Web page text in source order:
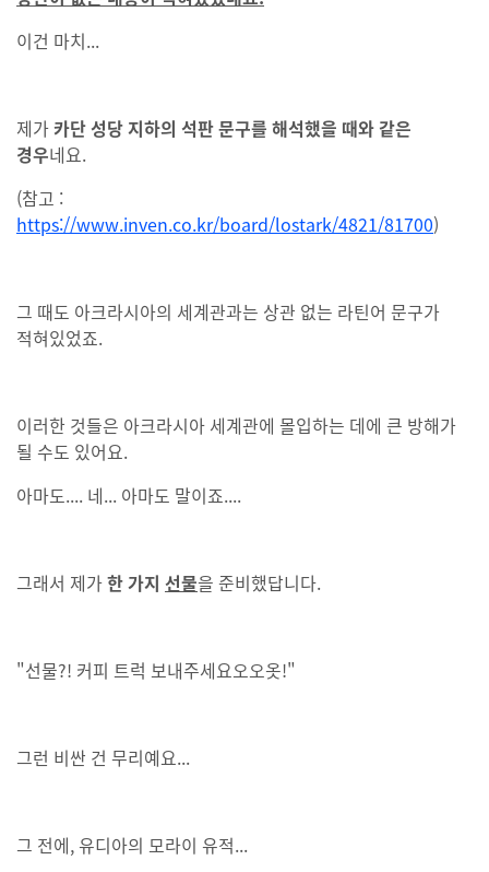
이건 마치...
제가카단 성당 지하의 석판 문구를 해석했을 때와 같은
경우네요.
(참고 :
https://www.inven.co.kr/board/lostark/4821/81700)
그 때도 아크라시아의 세계관과는 상관 없는 라틴어 문구가
적혀있었죠.
이러한 것들은 아크라시아 세계관에 몰입하는 데에 큰 방해가
될 수도 있어요.
아마도.... 네... 아마도 말이죠....
그래서 제가한 가지 선물을 준비했답니다.
"선물?! 커피 트럭 보내주세요오오옷!"
그런 비싼 건 무리예요...
그 전에, 유디아의 모라이 유적...